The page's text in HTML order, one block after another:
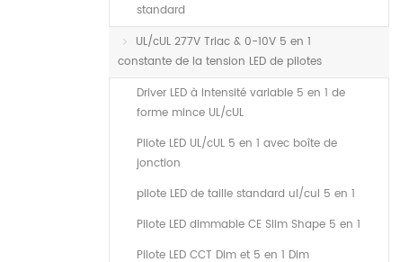
standard
UL/cUL 277V Triac & 0-10V 5 en 1
constante de la tension LED de pilotes
Driver LED à intensité variable 5 en 1 de
forme mince UL/cUL
Pilote LED UL/cUL 5 en 1 avec boîte de
jonction
pilote LED de taille standard ul/cul 5 en 1
Pilote LED dimmable CE Slim Shape 5 en 1
Pilote LED CCT Dim et 5 en 1 Dim